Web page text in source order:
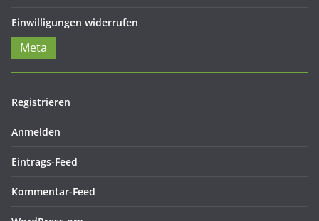
Einwilligungen widerrufen
Meta
Registrieren
Anmelden
Eintrags-Feed
Kommentar-Feed